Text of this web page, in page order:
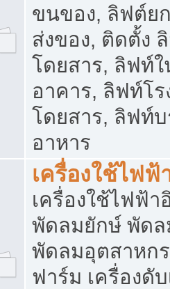
ขนของ, ลิฟต์ย
ส่งของ, ติดตั้ง
โดยสาร, ลิฟท์
อาคาร, ลิฟท์โ
โดยสาร, ลิฟท์
อาหาร
เครื่องใช้ไฟฟ้
เครื่องใช้ไฟฟ้า
พัดลมยักษ์ พัด
พัดลมอุตสาหก
ฟาร์ม เครื่องดั